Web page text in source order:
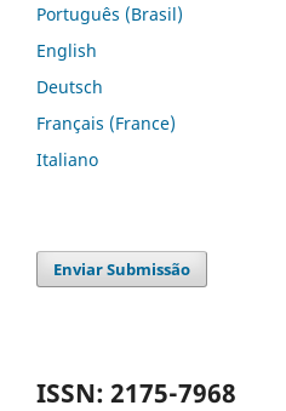
Português (Brasil)
English
Deutsch
Français (France)
Italiano
Enviar Submissão
ISSN: 2175-7968